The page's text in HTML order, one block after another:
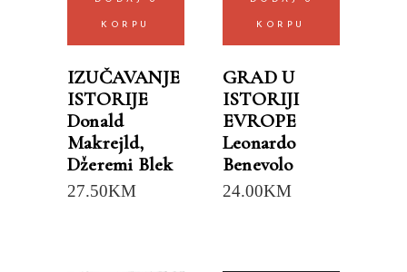
KORPU
IZUČAVANJE
ISTORIJE
Donald
Makrejld,
Džeremi Blek
27.50KM
KORPU
GRAD U
ISTORIJI
EVROPE
Leonardo
Benevolo
24.00KM